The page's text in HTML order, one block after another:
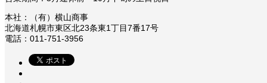
本社：（有）横山商事
北海道札幌市東区北23条東1丁目7番17号
電話：011-751-3956